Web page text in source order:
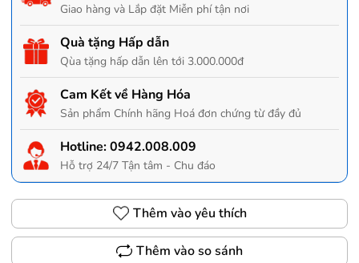
Giao hàng và Lắp đặt Miễn phí tận nơi
Quà tặng Hấp dẫn
Qùa tặng hấp dẫn lên tới 3.000.000đ
Cam Kết về Hàng Hóa
Sản phẩm Chính hãng Hoá đơn chứng từ đầy đủ
Hotline:0942.008.009
Hỗ trợ 24/7 Tận tâm - Chu đáo
Thêm vào yêu thích
Thêm vào so sánh